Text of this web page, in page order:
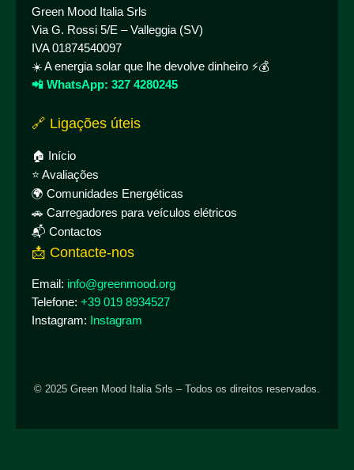
Green Mood Italia Srls
Via G. Rossi 5/E – Valleggia (SV)
IVA 01874540097
☀️ A energia solar que lhe devolve dinheiro ⚡💰
📲 WhatsApp: 327 4280245
🔗 Ligações úteis
🏠 Início
⭐ Avaliações
🌍 Comunidades Energéticas
🚗 Carregadores para veículos elétricos
📬 Contactos
📩 Contacte-nos
Email: info@greenmood.org
Telefone: +39 019 8934527
Instagram:
Instagram
© 2025 Green Mood Italia Srls – Todos os direitos reservados.